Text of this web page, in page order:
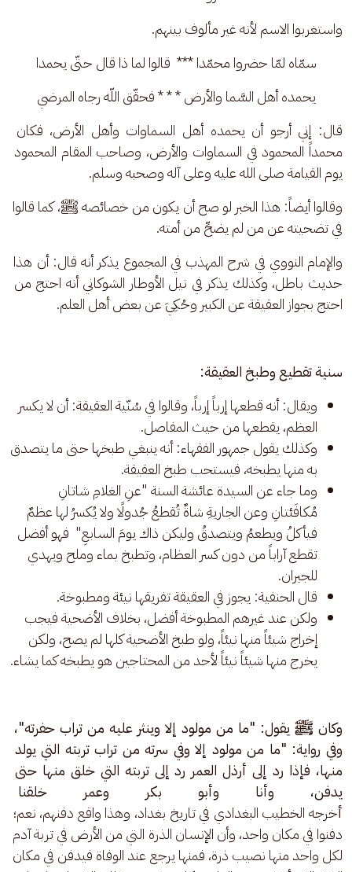
واستغربوا الاسم لأنه غير مألوف بينهم.
سمّاه لمّا حضروا محمّدا ***  قالوا لما ذا قال حتّى يحمدا
يحمده أهل السَّما والأرض‌ * * * فحقّق اللّه رجاه المرضي‌
قال: إني أرجو أن يحمده أهل السماوات وأهل الأرض، فكان
محمداً المحمود في السماوات والأرض، وصاحب المقام المحمود
يوم القيامة صلى الله عليه وعلى آله وصحبه وسلم.
وقالوا أيضاً: هذا الخبر لو صح أن يكون من خصائصه ﷺ، كما قالوا
في تضحيته عن من لم يضحِّ من أمته.
والإمام النووي في شرح المهذب في المجموع يذكر أنه قال: أن هذا
حديث باطل، وكذلك يذكر في نيل الأوطار الشوكاني أنه احتج من
احتج بجواز العقيقة عن الكبير وحُكِيَ عن بعض أهل العلم.
سنية تقطيع وطبخ العقيقة:
ويقال: أنه قطعها إرباً إرباً، وقالوا في سُنّية العقيقة: أن لا يكسر
العظم، يقطعها من حيث المفاصل.
وكذلك يقول جمهور الفقهاء: أنه ينبغي طبخها حتى ما يتصدق
به منها يطبخه، فيستحب طبخ العقيقة.
وما جاء عن السيدة عائشة السنة "عنِ الغلامِ شاتانِ
مُكافَئتانِ وعن الجاريةِ شاةٌ تُقطعُ جُدولًا ولا يُكسرُ لها عظمٌ
فيأكلُ ويطعمُ ويتصدقُ وليكن ذاك يومَ السابعِ" فهو أفضل
تقطع آراباً من دون كسر العظام، وتطبخ بماء وملح ويهدي
للجيران.
قال الحنفية: يجوز في العقيقة تفريقها نيئة ومطبوخة.
ولكن عند غيرهم المطبوخة أفضل، بخلاف الأضحية فيجب
إخراج شيئاً منها نيئاً، ولو طبخ الأضحية كلها لم يصح، ولكن
يخرج منها شيئاً نيئاً لأحد من المحتاجين هو يطبخه كما يشاء.
وكان ﷺ يقول: "ما من مولود إلا وينثر عليه من تراب حفرته"،
وفي رواية: "ما من مولود إلا وفي سرته من تراب تربته التي يولد
منها، فإذا رد إلى أرذل العمر رد إلى تربته التي خلق منها حتى
يدفن، وأنا وأبو بكر وعمر
أخرجه الخطيب البغدادي في تاريخ بغداد، وهذا واقع دفنهم، نعم؛
دفنوا في مكان واحد، وأن الإنسان الذرة التي من الأرض في تربة آدم
لكل واحد منها نصيب ذرة، فمنها يرجع عند الوفاة فيدفن في مكان